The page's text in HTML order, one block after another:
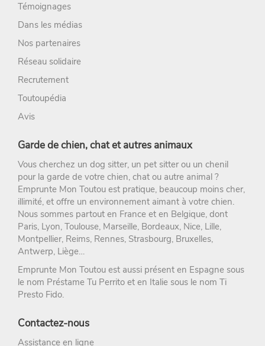
Témoignages
Dans les médias
Nos partenaires
Réseau solidaire
Recrutement
Toutoupédia
Avis
Garde de chien, chat et autres animaux
Vous cherchez un dog sitter, un pet sitter ou un chenil
pour la garde de votre chien, chat ou autre animal ?
Emprunte Mon Toutou est pratique, beaucoup moins cher,
illimité, et offre un environnement aimant à votre chien.
Nous sommes partout en France et en Belgique, dont
Paris, Lyon, Toulouse, Marseille, Bordeaux, Nice, Lille,
Montpellier, Reims, Rennes, Strasbourg, Bruxelles,
Antwerp, Liège…
Emprunte Mon Toutou est aussi présent en Espagne sous
le nom Préstame Tu Perrito et en Italie sous le nom Ti
Presto Fido.
Contactez-nous
Assistance en ligne